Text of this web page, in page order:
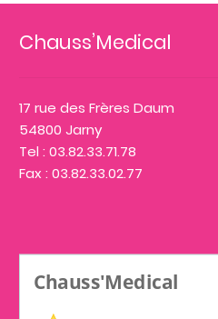
Chauss’Medical
17 rue des Frères Daum
54800 Jarny
Tel : 03.82.33.71.78
Fax : 03.82.33.02.77
Chauss'Medical